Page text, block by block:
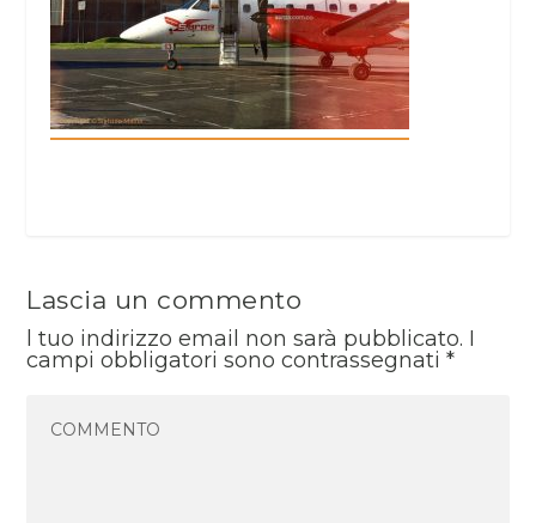
Lascia un commento
l tuo indirizzo email non sarà pubblicato. I
campi obbligatori sono contrassegnati*